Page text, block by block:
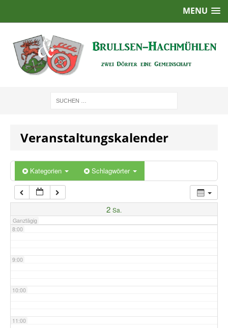
MENU
Veranstaltungskalender
Kategorien Schlagwörter
2 Sa.
Ganztägig
2:00
5:00
7:00
8:00
9:00
10:00
11:00